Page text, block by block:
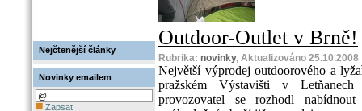
Nejčtenější články
Novinky emailem
Zapsat
Outdoor-Outlet v Brně!
Rubrika: novinky, Aktualizováno 25.10.2008
Největší výprodej outdoorového a
pražském Výstavišti v Letňanech
provozovatel se rozhodl